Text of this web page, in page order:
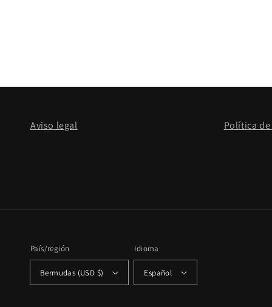
Aviso legal Política
País/región
Bermudas (USD $)
Idioma
Español